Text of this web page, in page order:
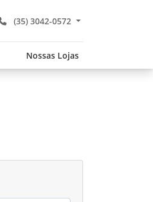
(35) 3042-0572
Nossas Lojas